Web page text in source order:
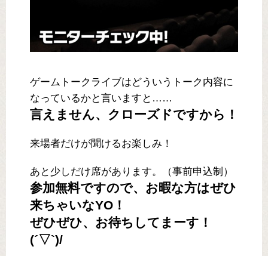
ゲームトークライブはどういうトーク内容に
なっているかと言いますと……
言えません、クローズドですから！
来場者だけが聞けるお楽しみ！
あと少しだけ席があります。（事前申込制）
参加無料ですので、お暇な方はぜひ
来ちゃいなYO！
ぜひぜひ、お待ちしてまーす！
(´▽`)/